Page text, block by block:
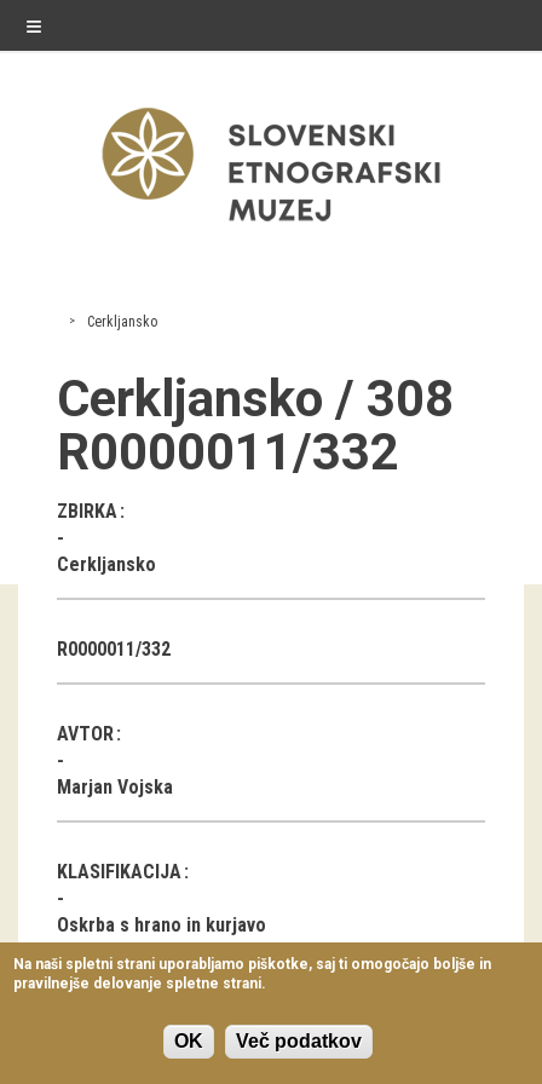
≡
razstave
Stalne razstave
Občasne razstave
Gostovanja
E-razstave
Virtualni sprehodi
Arhiv razstav
dogodki
Prireditve
Predavanja
Delavnice
Vodeni ogledi
Cerkljansko
Cerkljansko / 308
R0000011/332
ZBIRKA
Cerkljansko
R0000011/332
AVTOR
Marjan Vojska
KLASIFIKACIJA
Oskrba s hrano in kurjavo
Na naši spletni strani uporabljamo piškotke, saj ti omogočajo boljše in
pravilnejše delovanje spletne strani.
OK Več podatkov